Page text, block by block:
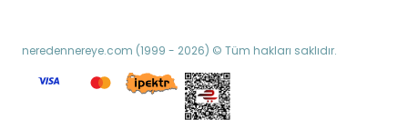
neredennereye.com (1999 - 2026) © Tüm hakları saklıdır.